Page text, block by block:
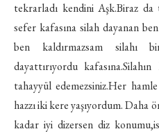
tekrarladı kendini Aşk.Biraz da
sefer kafasına silah dayanan
ben kaldırmazsam silahı
dayattırıyordu
tahayyül edemezsiniz.Her
hazzı iki kere yaşıyordum. Daha
kadar iyi dizersen diz